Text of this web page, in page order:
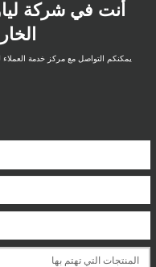
أنت في شركة
يمكنكم التواصل مع مركز خدمة العملاء